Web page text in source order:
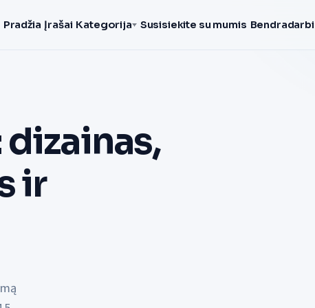
Pradžia Įrašai Kategorija Susisiekite su mumis
dizainas,
ir